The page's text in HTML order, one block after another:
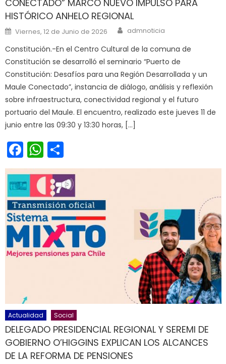
CONECTADO” MARCÓ NUEVO IMPULSO PARA
HISTÓRICO ANHELO REGIONAL
Posted on
Viernes, 12 de Junio de 2026 Author
admnoticia
Constitución.-En el Centro Cultural de la comuna de
Constitución se desarrolló el seminario “Puerto de
Constitución: Desafíos para una Región Desarrollada y un
Maule Conectado”, instancia de diálogo, análisis y reflexión
sobre infraestructura, conectividad regional y el futuro
portuario del Maule. El encuentro, realizado este jueves 11 de
junio entre las 09:30 y 13:30 horas, […]
Facebook
WhatsApp
Actualidad Social
DELEGADO PRESIDENCIAL REGIONAL Y SEREMI DE
GOBIERNO O’HIGGINS EXPLICAN LOS ALCANCES
DE LA REFORMA DE PENSIONES